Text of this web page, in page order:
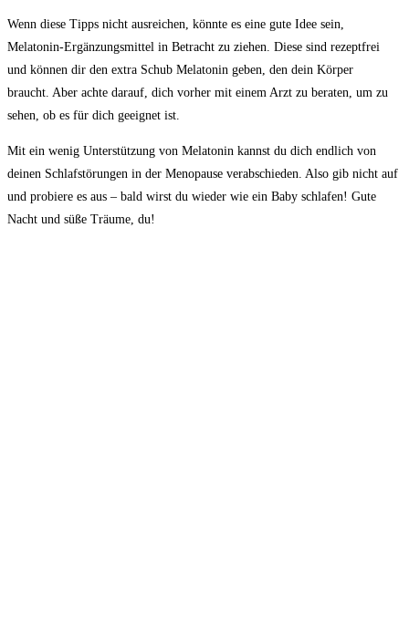
Wenn diese Tipps ⁢nicht ausreichen, könnte es eine ⁣gute Idee sein,
Melatonin-Ergänzungsmittel in Betracht zu ziehen. Diese sind rezeptfrei
‍und können dir den extra Schub Melatonin geben, den dein ​Körper
braucht. Aber achte darauf, dich vorher ⁤mit einem ‌Arzt zu‌ beraten,‍ um zu
sehen, ob es für⁣ dich geeignet ist.
Mit ein wenig ⁢Unterstützung von Melatonin ⁤kannst ⁣du dich endlich von
deinen Schlafstörungen in der Menopause verabschieden. Also gib nicht auf
und probiere es aus – bald wirst du wieder ⁢wie ein Baby schlafen! ‍Gute
Nacht und süße Träume, du!